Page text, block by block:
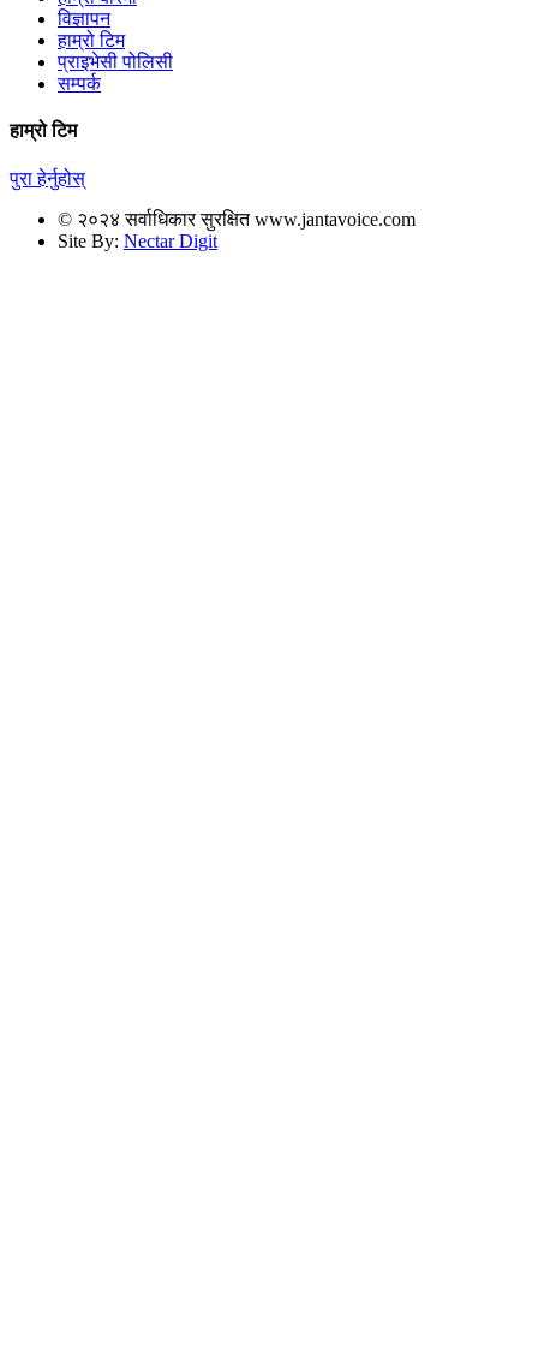
विज्ञापन
हाम्रो टिम
प्राइभेसी पोलिसी
सम्पर्क
हाम्रो टिम
पुरा हेर्नुहोस्
© २०२४ सर्वाधिकार सुरक्षित www.jantavoice.com
Site By: Nectar Digit